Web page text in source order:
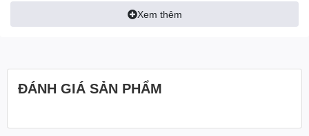
và vật liệu chất lượng cao, chúng giúp loại bỏ bụi bẩn, hạt bụi và
các hạt nhỏ khác từ không khí trước khi nó được hít vào động cơ.
nhiên liệu.
2. Bảo vệ động cơ:
Xem thêm
ĐÁNH GIÁ SẢN PHẨM